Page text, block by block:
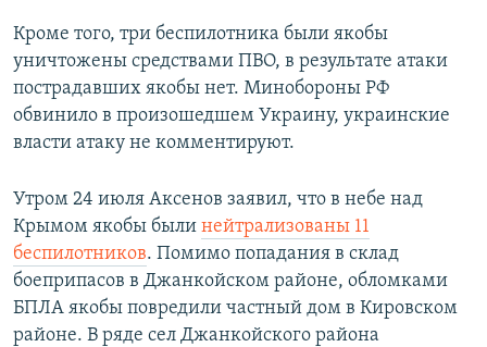
УКРАИНСКАЯ ПРОБЛЕМА КРЫМА
Все сайты RFE/RL
Кроме того, три беспилотника были якобы
уничтожены средствами ПВО, в результате атаки
пострадавших якобы нет. Минобороны РФ
обвинило в произошедшем Украину, украинские
власти атаку не комментируют.
Утром 24 июля Аксенов заявил, что в небе над
Крымом якобы были нейтрализованы 11
беспилотников. Помимо попадания в склад
боеприпасов в Джанкойском районе, обломками
БПЛА якобы повредили частный дом в Кировском
районе. В ряде сел Джанкойского района